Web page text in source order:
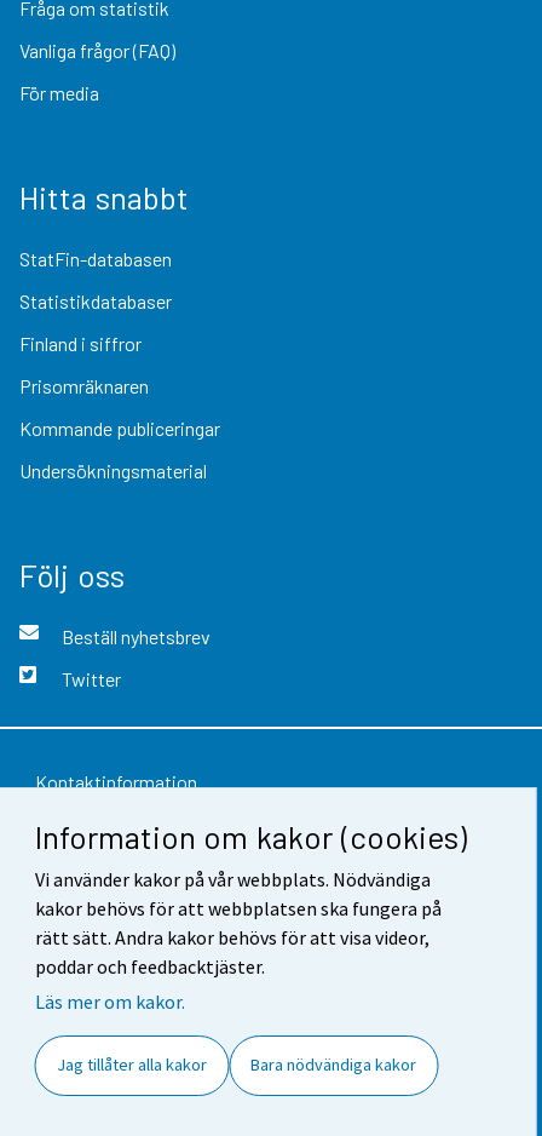
Information om kakor (cookies)
Vi använder kakor på vår webbplats. Nödvändiga
kakor behövs för att webbplatsen ska fungera på
rätt sätt. Andra kakor behövs för att visa videor,
poddar och feedbacktjäster.
Läs mer om kakor.
Jag tillåter alla kakor Bara nödvändiga kakor
Fråga om statistik
Vanliga frågor (FAQ)
För media
Hitta snabbt
StatFin-databasen
Statistikdatabaser
Finland i siffror
Prisomräknaren
Kommande publiceringar
Undersökningsmaterial
Följ oss
Beställ nyhetsbrev
Twitter
Kontaktinformation
Respons
Användarvillkor
Dataskydd
Tillgänglighet
Cookie-inställningar